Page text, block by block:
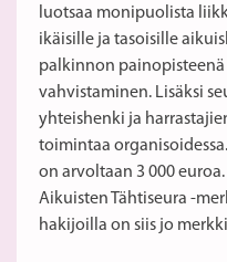
luotsaa monipuolista
ikäisille ja tasoisille
palkinnon
vahvistaminen. Lisäksi
yhteishenki ja
toimintaa
on arvoltaan 3 000
Aikuisten Tähtiseura -
hakijoilla on siis jo